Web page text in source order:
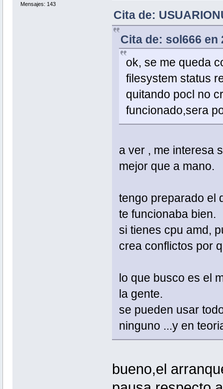
Mensajes: 143
Cita de:
Cita de: sol666 en
ok, se me queda
filesystem status
quitando pocl no
funcionado,sera
a ver , me interesa
mejor que a mano.
tengo preparado el
te funcionaba bien.
si tienes cpu amd,
crea conflictos por
lo que busco es el
la gente.
se pueden usar
ninguno ...y en
bueno,el